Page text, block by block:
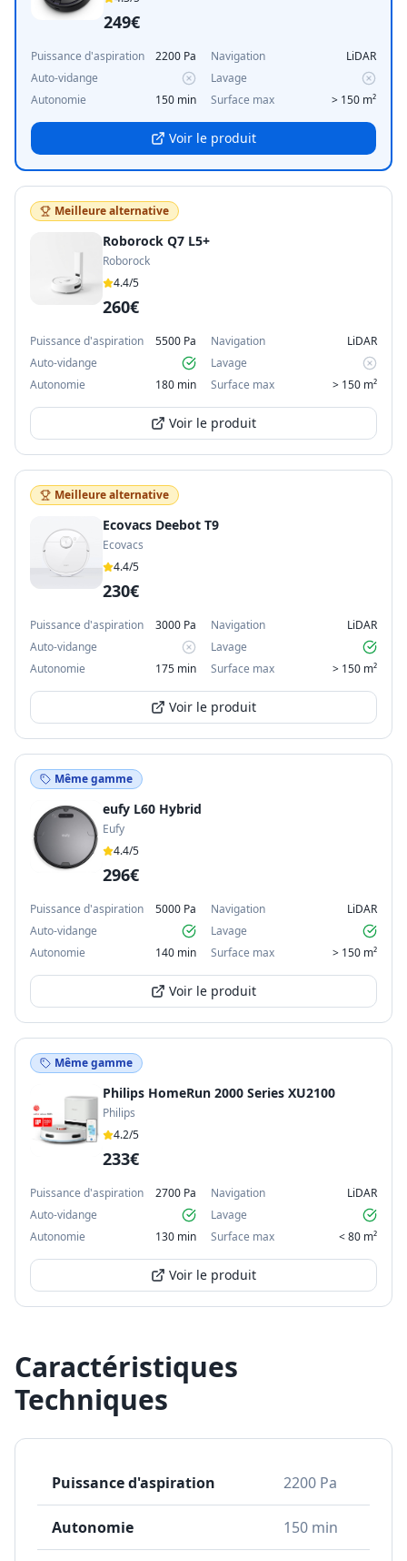
249€
Puissance d'aspiration 2200 Pa Navigation
LiDAR
Auto-vidange
Lavage
Autonomie
150 min Surface max > 150 m²
Voir le produit
Meilleure alternative
Roborock Q7 L5+
Roborock
4.4/5
260€
Puissance d'aspiration 5500 Pa Navigation
LiDAR
Auto-vidange
Lavage
Autonomie
180 min Surface max > 150 m²
Voir le produit
Meilleure alternative
Ecovacs Deebot T9
Ecovacs
4.4/5
230€
Puissance d'aspiration 3000 Pa Navigation
LiDAR
Auto-vidange
Lavage
Autonomie
175 min Surface max > 150 m²
Voir le produit
Même gamme
eufy L60 Hybrid
Eufy
4.4/5
296€
Puissance d'aspiration 5000 Pa Navigation
LiDAR
Auto-vidange
Lavage
Autonomie
140 min Surface max > 150 m²
Voir le produit
Même gamme
Philips HomeRun 2000 Series XU2100
Philips
4.2/5
233€
Puissance d'aspiration 2700 Pa Navigation
LiDAR
Auto-vidange
Lavage
Autonomie
130 min Surface max < 80 m²
Voir le produit
Caractéristiques
Techniques
Puissance d'aspiration 2200 Pa
Autonomie 150 min